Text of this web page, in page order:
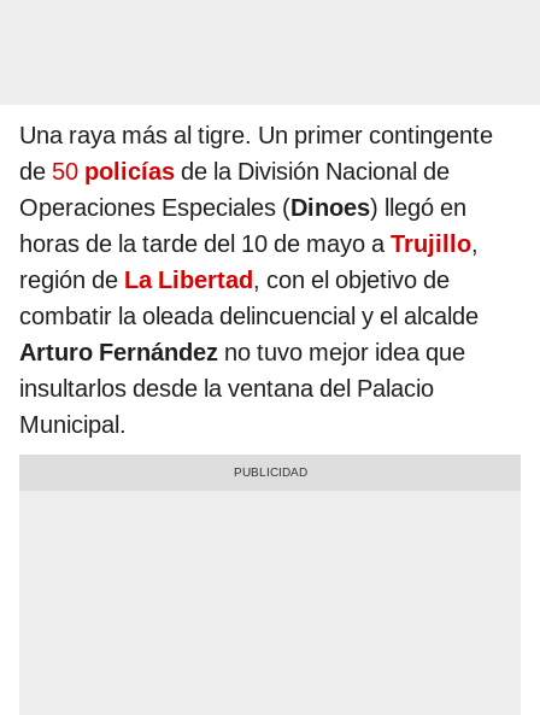
Una raya más al tigre. Un primer contingente
de 50 policías de la División Nacional de
Operaciones Especiales (Dinoes) llegó en
horas de la tarde del 10 de mayo aTrujillo,
región de La Libertad, con el objetivo de
combatir la oleada delincuencial y el alcalde
Arturo Fernández no tuvo mejor idea que
insultarlos desde la ventana del Palacio
Municipal.